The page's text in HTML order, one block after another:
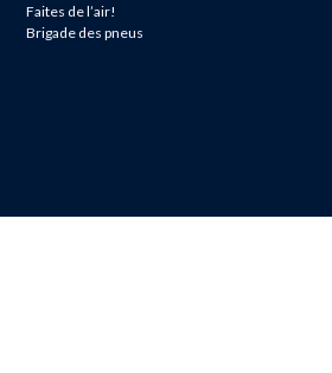
Faites de l’air!
Brigade des pneus